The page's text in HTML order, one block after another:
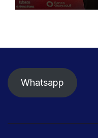
Whatsapp